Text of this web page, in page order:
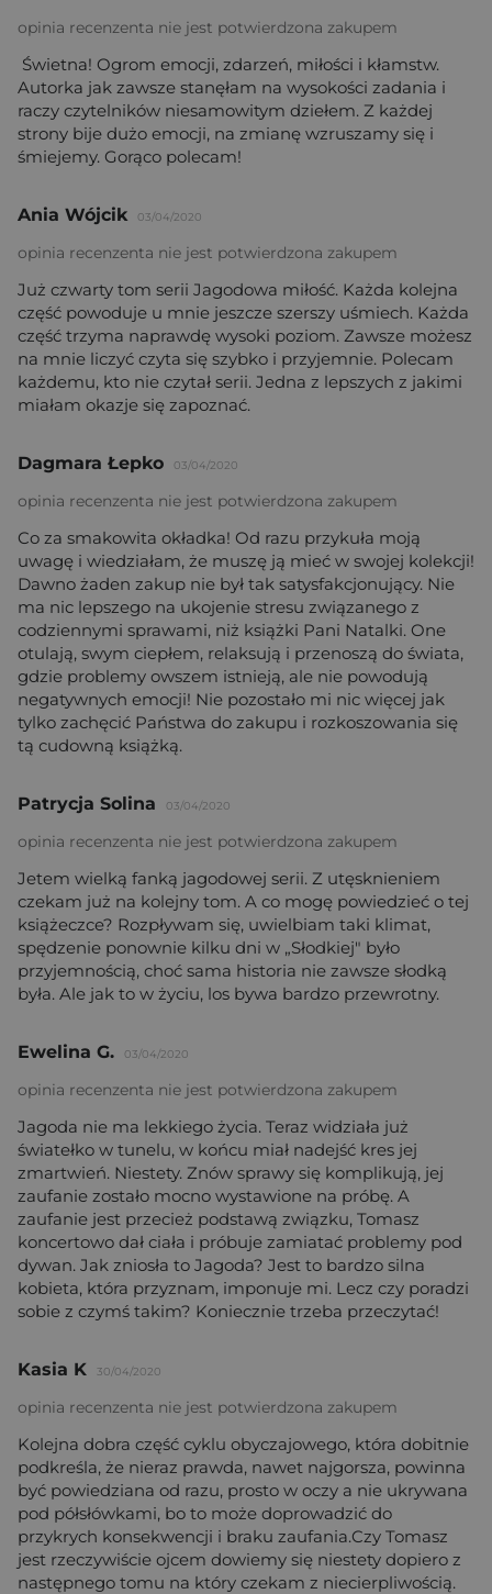
opinia recenzenta nie jest potwierdzona zakupem
Świetna! Ogrom emocji, zdarzeń, miłości i kłamstw.
Autorka jak zawsze stanęłam na wysokości zadania i
raczy czytelników niesamowitym dziełem. Z każdej
strony bije dużo emocji, na zmianę wzruszamy się i
śmiejemy. Gorąco polecam!
Ania Wójcik 03/04/2020
opinia recenzenta nie jest potwierdzona zakupem
Już czwarty tom serii Jagodowa miłość. Każda kolejna
część powoduje u mnie jeszcze szerszy uśmiech. Każda
część trzyma naprawdę wysoki poziom. Zawsze możesz
na mnie liczyć czyta się szybko i przyjemnie. Polecam
każdemu, kto nie czytał serii. Jedna z lepszych z jakimi
miałam okazje się zapoznać.
Dagmara Łepko 03/04/2020
opinia recenzenta nie jest potwierdzona zakupem
Co za smakowita okładka! Od razu przykuła moją
uwagę i wiedziałam, że muszę ją mieć w swojej kolekcji!
Dawno żaden zakup nie był tak satysfakcjonujący. Nie
ma nic lepszego na ukojenie stresu związanego z
codziennymi sprawami, niż książki Pani Natalki. One
otulają, swym ciepłem, relaksują i przenoszą do świata,
gdzie problemy owszem istnieją, ale nie powodują
negatywnych emocji! Nie pozostało mi nic więcej jak
tylko zachęcić Państwa do zakupu i rozkoszowania się
tą cudowną książką.
Patrycja Solina 03/04/2020
opinia recenzenta nie jest potwierdzona zakupem
Jetem wielką fanką jagodowej serii. Z utęsknieniem
czekam już na kolejny tom. A co mogę powiedzieć o tej
książeczce? Rozpływam się, uwielbiam taki klimat,
spędzenie ponownie kilku dni w „Słodkiej" było
przyjemnością, choć sama historia nie zawsze słodką
była. Ale jak to w życiu, los bywa bardzo przewrotny.
Ewelina G. 03/04/2020
opinia recenzenta nie jest potwierdzona zakupem
Jagoda nie ma lekkiego życia. Teraz widziała już
światełko w tunelu, w końcu miał nadejść kres jej
zmartwień. Niestety. Znów sprawy się komplikują, jej
zaufanie zostało mocno wystawione na próbę. A
zaufanie jest przecież podstawą związku, Tomasz
koncertowo dał ciała i próbuje zamiatać problemy pod
dywan. Jak zniosła to Jagoda? Jest to bardzo silna
kobieta, która przyznam, imponuje mi. Lecz czy poradzi
sobie z czymś takim? Koniecznie trzeba przeczytać!
Kasia K 30/04/2020
opinia recenzenta nie jest potwierdzona zakupem
Kolejna dobra część cyklu obyczajowego, która dobitnie
podkreśla, że nieraz prawda, nawet najgorsza, powinna
być powiedziana od razu, prosto w oczy a nie ukrywana
pod półsłówkami, bo to może doprowadzić do
przykrych konsekwencji i braku zaufania.Czy Tomasz
jest rzeczywiście ojcem dowiemy się niestety dopiero z
następnego tomu na który czekam z niecierpliwością.